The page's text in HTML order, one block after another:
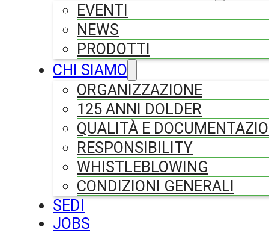
EVENTI
NEWS
PRODOTTI
CHI SIAMO
ORGANIZZAZIONE
125 ANNI DOLDER
QUALITÀ E
RESPONSIBILITY
WHISTLEBLOWING
CONDIZIONI GENERALI
SEDI
JOBS